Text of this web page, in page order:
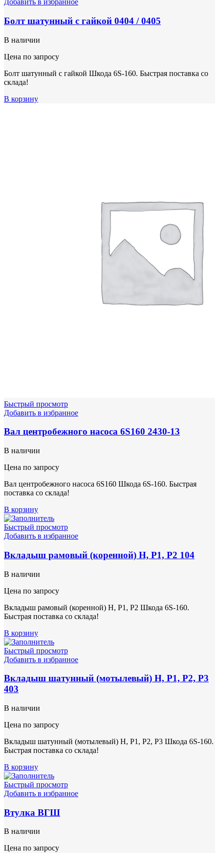
Добавить в избранное
Болт шатунный с гайкой 0404 / 0405
В наличии
Цена по запросу
Болт шатунный с гайкой Шкода 6S-160. Быстрая поставка со
склада!
В корзину
Быстрый просмотр
Добавить в избранное
Вал центробежного насоса 6S160 2430-13
В наличии
Цена по запросу
Вал центробежного насоса 6S160 Шкода 6S-160. Быстрая
поставка со склада!
В корзину
Быстрый просмотр
Добавить в избранное
Вкладыш рамовый (коренной) Н, Р1, Р2 104
В наличии
Цена по запросу
Вкладыш рамовый (коренной) Н, Р1, Р2 Шкода 6S-160.
Быстрая поставка со склада!
В корзину
Быстрый просмотр
Добавить в избранное
Вкладыш шатунный (мотылевый) Н, Р1, Р2, Р3
403
В наличии
Цена по запросу
Вкладыш шатунный (мотылевый) Н, Р1, Р2, Р3 Шкода 6S-160.
Быстрая поставка со склада!
В корзину
Быстрый просмотр
Добавить в избранное
Втулка ВГШ
В наличии
Цена по запросу